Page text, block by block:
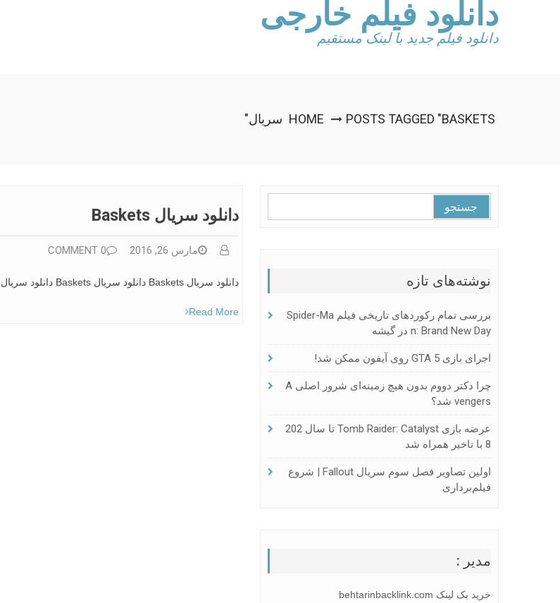
دانلود فیلم خارجی
دانلود فیلم جدید با لینک مستقیم
HOME POSTS TAGGED "BASKETS سریال"
دانلود سریال Baskets
مارس 26, 2016 0 COMMENT
دانلود سریال Baskets دانلود سریال Baskets دانلود سریال Baskets cars استخدام ایران
Read More
برای:
نوشته‌های تازه
بررسی تمام رکوردهای تاریخی فیلم Spider-Ma
N: Brand New Day در گیشه
اجرای بازی GTA 5 روی آیفون ممکن شد!
چرا دکتر دووم بدون هیچ زمینه‌ای شرور اصلی A
Vengers شد؟
عرضه بازی Tomb Raider: Catalyst تا سال 202
8 با تاخیر همراه شد
اولین تصاویر فصل سوم سریال Fallout | شروع
فیلم‌برداری
مدیر :
خرید بک لینک behtarinbacklink.com